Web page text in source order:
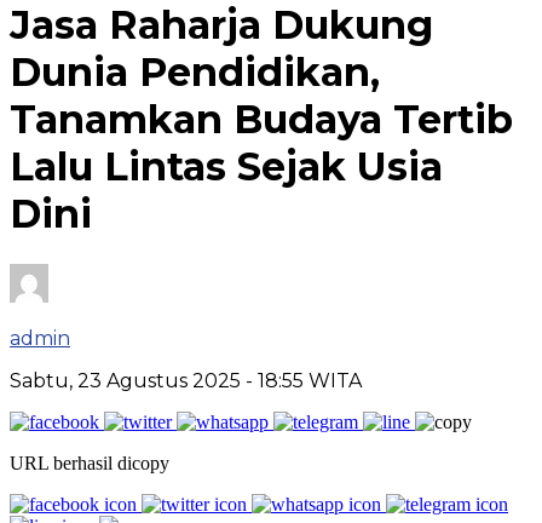
Jasa Raharja Dukung
Dunia Pendidikan,
Tanamkan Budaya Tertib
Lalu Lintas Sejak Usia
Dini
admin
Sabtu, 23 Agustus 2025 - 18:55 WITA
URL berhasil dicopy